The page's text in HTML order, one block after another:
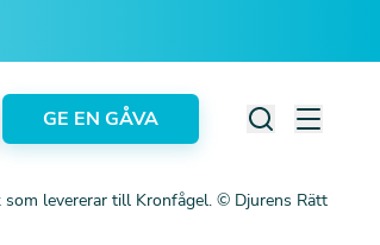
GE EN GÅVA
levererar till Kronfågel. © Djurens Rätt